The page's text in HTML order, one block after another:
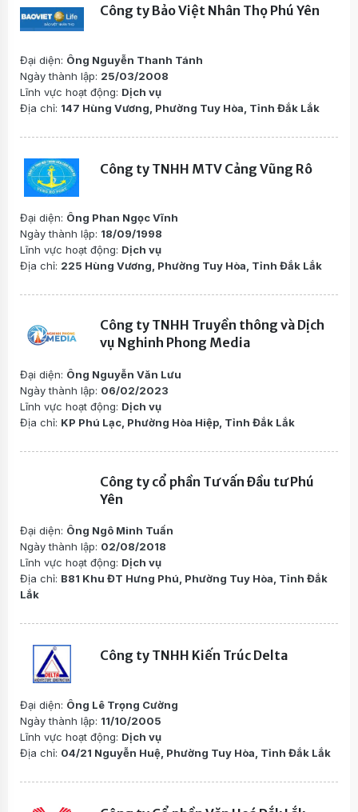
Công ty Bảo Việt Nhân Thọ Phú Yên
Đại diện: Ông Nguyễn Thanh Tánh
Ngày thành lập: 25/03/2008
Lĩnh vực hoạt động: Dịch vụ
Địa chỉ: 147 Hùng Vương, Phường Tuy Hòa, Tỉnh Đắk Lắk
Công ty TNHH MTV Cảng Vũng Rô
Đại diện: Ông Phan Ngọc Vĩnh
Ngày thành lập: 18/09/1998
Lĩnh vực hoạt động: Dịch vụ
Địa chỉ: 225 Hùng Vương, Phường Tuy Hòa, Tỉnh Đắk Lắk
Công ty TNHH Truyền thông và Dịch
vụ Nghinh Phong Media
Đại diện: Ông Nguyễn Văn Lưu
Ngày thành lập: 06/02/2023
Lĩnh vực hoạt động: Dịch vụ
Địa chỉ: KP Phú Lạc, Phường Hòa Hiệp, Tỉnh Đắk Lắk
Công ty cổ phần Tư vấn Đầu tư Phú
Yên
Đại diện: Ông Ngô Minh Tuấn
Ngày thành lập: 02/08/2018
Lĩnh vực hoạt động: Dịch vụ
Địa chỉ: B81 Khu ĐT Hưng Phú, Phường Tuy Hòa, Tỉnh Đắk
Lắk
Công ty TNHH Kiến Trúc Delta
Đại diện: Ông Lê Trọng Cường
Ngày thành lập: 11/10/2005
Lĩnh vực hoạt động: Dịch vụ
Địa chỉ: 04/21 Nguyễn Huệ, Phường Tuy Hòa, Tỉnh Đắk Lắk